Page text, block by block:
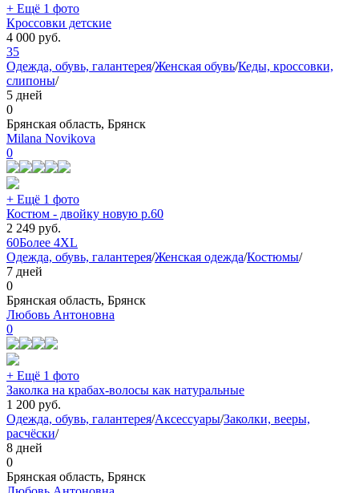
+ Ещё 1 фото
Кроссовки детские
4 000 руб.
35
Одежда, обувь, галантерея/Женская обувь/Кеды, кроссовки,
слипоны/
5 дней
0
Брянская область, Брянск
Milana Novikova
0
+ Ещё 1 фото
Костюм - двойку новую р.60
2 249 руб.
60Более 4XL
Одежда, обувь, галантерея/Женская одежда/Костюмы/
7 дней
0
Брянская область, Брянск
Любовь Антоновна
0
+ Ещё 1 фото
Заколка на крабах-волосы как натуральные
1 200 руб.
Одежда, обувь, галантерея/Аксессуары/Заколки, вееры,
расчёски/
8 дней
0
Брянская область, Брянск